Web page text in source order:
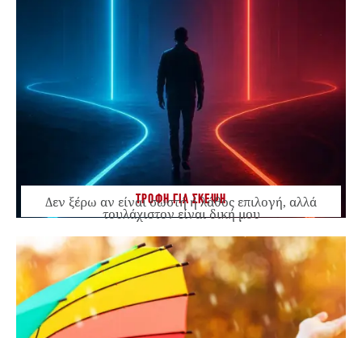
ΤΡΟΦΗ ΓΙΑ ΣΚΕΨΗ
Δεν ξέρω αν είναι σωστή ή λάθος επιλογή, αλλά
τουλάχιστον είναι δική μου